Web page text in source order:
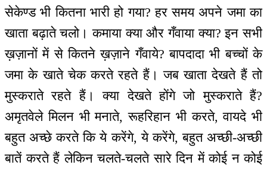
सेकेण्ड भी कितना भारी हो गया? हर समय अपने जमा का
खाता बढ़ाते चलो। कमाया क्या और गँवाया क्या? इन सभी
ख़ज़ानों में से कितने ख़ज़ाने गँवाये? बापदादा भी बच्चों के
जमा के खाते चेक करते रहते हैं। जब खाता देखते हैं तो
मुस्कराते रहते हैं। क्या देखते होंगे जो मुस्कराते हैं?
अमृतवेले मिलन भी मनाते, रूहरिहान भी करते, वायदे भी
बहुत अच्छे करते कि ये करेंगे, ये करेंगे, बहुत अच्छी-अच्छी
बातें करते हैं लेकिन चलते-चलते सारे दिन में कोई न कोई